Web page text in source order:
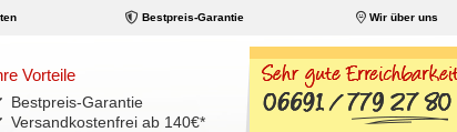
Bestpreis-Garantie Wir über uns
Vorteile
Bestpreis-Garantie
Versandkostenfrei ab 140€*